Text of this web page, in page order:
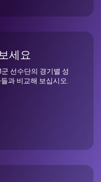
세요
선수단의 경기별 성
과 비교해 보십시오.